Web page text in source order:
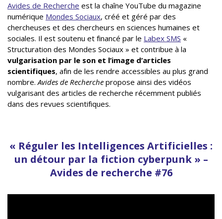
Avides de Recherche est la chaîne YouTube du magazine
numérique Mondes Sociaux, créé et géré par des
chercheuses et des chercheurs en sciences humaines et
sociales. Il est soutenu et financé par le Labex SMS «
Structuration des Mondes Sociaux » et contribue à la
vulgarisation par le son et l’image d’articles
scientifiques, afin de les rendre accessibles au plus grand
nombre.Avides de Recherche propose ainsi des vidéos
vulgarisant des articles de recherche récemment publiés
dans des revues scientifiques.
« Réguler les Intelligences Artificielles :
un détour par la fiction cyberpunk » –
Avides de recherche #76